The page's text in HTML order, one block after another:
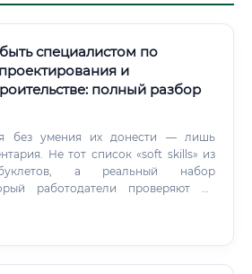
специалистом по
и
полный разбор
без умения их донести — лишь
Не тот список «soft skills» из
буклетов, а реальный набор
работодатели проверяют на
Revit, ArchiCAD, Tekla Structures